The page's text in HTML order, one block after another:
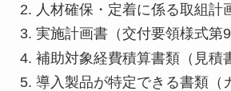
人材確保・定着に係る取組計
実施計画書（交付要領様式第9
補助対象経費積算書類（見積
導入製品が特定できる書類（